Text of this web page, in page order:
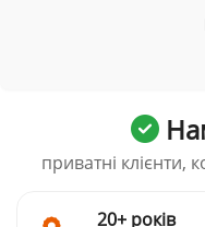
приватні клієнти,
20+ років